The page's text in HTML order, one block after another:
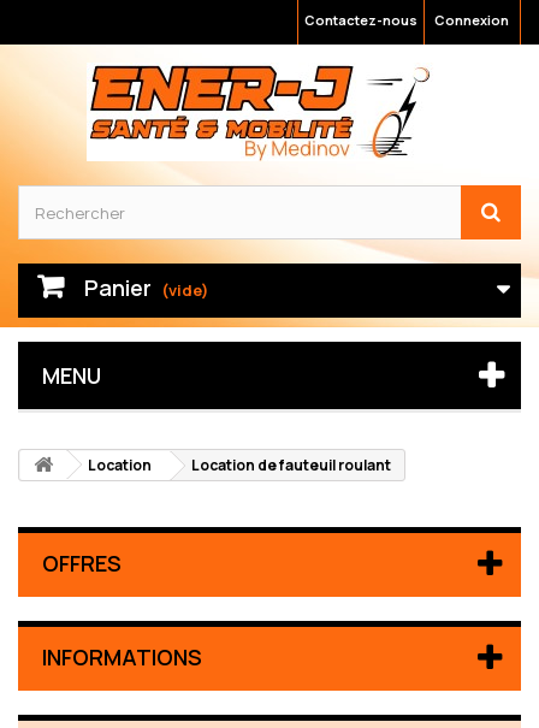
Connexion
Contactez-nous
Panier (vide)
MENU
Location Location de fauteuil roulant
OFFRES
INFORMATIONS